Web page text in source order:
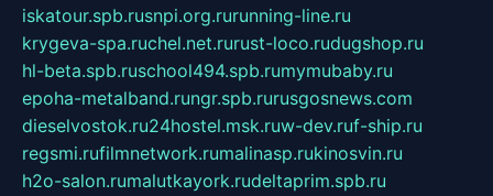
iskatour.spb.rusnpi.org.rurunning-line.ru
krygeva-spa.ruchel.net.rurust-loco.rudugshop.ru
hl-beta.spb.ruschool494.spb.rumymubaby.ru
epoha-metalband.rungr.spb.rurusgosnews.com
dieselvostok.ru24hostel.msk.ruw-dev.ruf-ship.ru
regsmi.rufilmnetwork.rumalinasp.rukinosvin.ru
h2o-salon.rumalutkayork.rudeltaprim.spb.ru